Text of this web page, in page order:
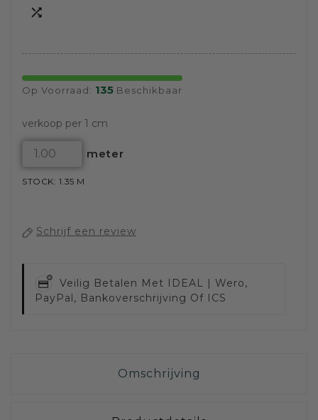

Op Voorraad: 135 Beschikbaar
verkoop per 1 cm
meter
STOCK: 1.35 M
Schrijf een review
Veilig Betalen Met IDEAL | Wero,
PayPal, Bankoverschrijving Of ICS
Omschrijving